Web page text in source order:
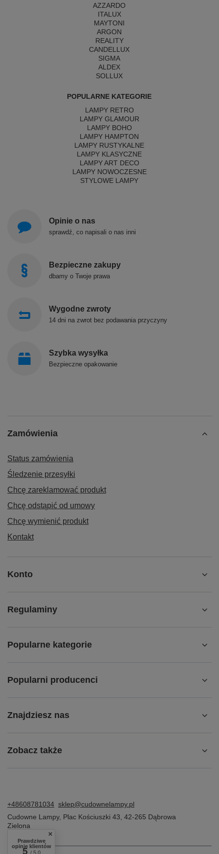
AZZARDO
ITALUX
MAYTONI
ARGON
REALITY
CANDELLUX
SIGMA
ALDEX
SOLLUX
POPULARNE KATEGORIE
LAMPY RETRO
LAMPY GLAMOUR
LAMPY BOHO
LAMPY HAMPTON
LAMPY RUSTYKALNE
LAMPY KLASYCZNE
LAMPY ART DECO
LAMPY NOWOCZESNE
STYLOWE LAMPY
Opinie o nas
sprawdź, co napisali o nas inni
Bezpieczne zakupy
dbamy o Twoje prawa
Wygodne zwroty
14 dni na zwrot bez podawania przyczyny
Szybka wysyłka
Bezpieczne opakowanie
Zamówienia
Status zamówienia
Śledzenie przesyłki
Chcę zareklamować produkt
Chcę odstąpić od umowy
Chcę wymienić produkt
Kontakt
Konto
Regulaminy
Popularne kategorie
Popularni producenci
Znajdziesz nas
Zobacz także
+48608781034 sklep@cudownelampy.pl
Cudowne Lampy, Plac Kościuszki 43 42-265 Dąbrowa
Zielona
Prawdziwe
opinie klientów
5/ 5.0